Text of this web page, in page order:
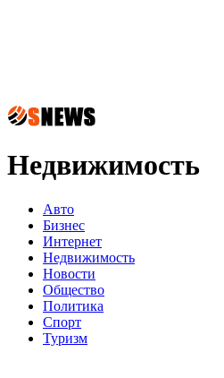
Недвижимость
Авто
Бизнес
Интернет
Недвижимость
Новости
Общество
Политика
Спорт
Туризм